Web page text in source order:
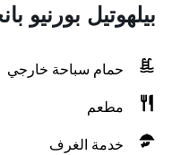
بيلهوتيل بورنيو
حمام سباحة خارجي
مطعم
خدمة الغرف